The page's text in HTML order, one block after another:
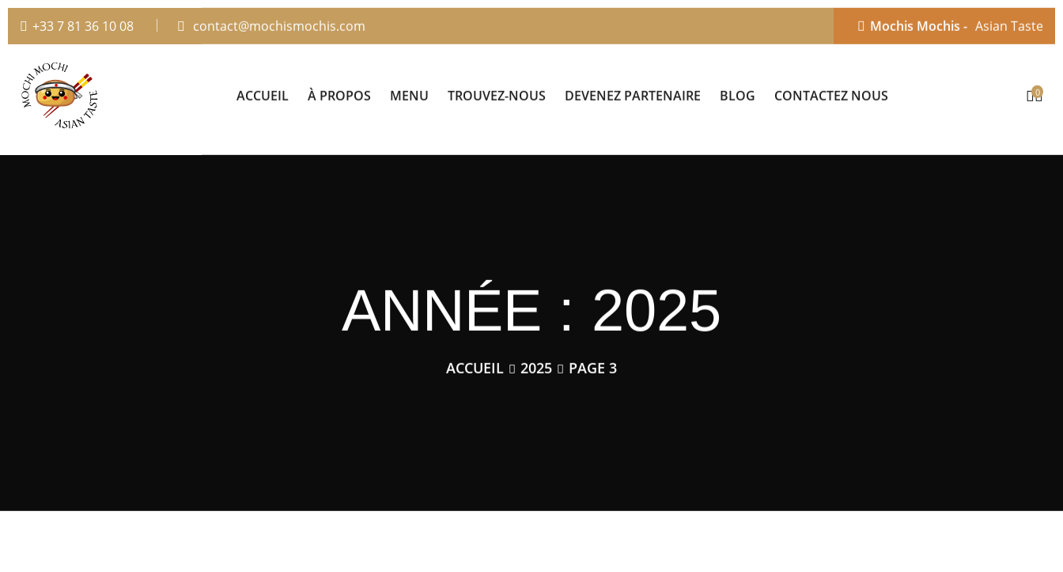
+33 7 81 36 10 08 contact@mochismochis.com Mochis Mochis - Asian Taste
ACCUEIL À PROPOS MENU TROUVEZ-NOUS DEVENEZ PARTENAIRE BLOG CONTACTEZ NOUS 0
ANNÉE : 2025
ACCUEIL 2025 PAGE 3